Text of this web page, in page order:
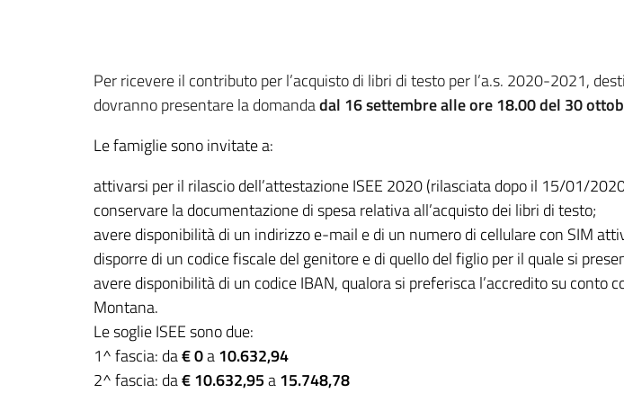
Per ricevere il contributo per l’acquisto di libri di testo per l’a.s. 2020-2021,
dovranno presentare la domandadal 16 settembre alle ore 18.00 del 30
Le famiglie sono invitate a:
attivarsi per il rilascio dell’attestazione ISEE 2020 (rilasciata dopo il 15/01/
conservare la documentazione di spesa relativa all’acquisto dei libri di testo;
avere disponibilità di un indirizzo e-mail e di un numero di cellulare con SIM
disporre di un codice fiscale del genitore e di quello del figlio per il quale si
avere disponibilità di un codice IBAN, qualora si preferisca l’accredito su
Montana.
Le soglie ISEE sono due:
1^ fascia: da€ 0a10.632,94
2^ fascia: da€ 10.632,95a15.748,78